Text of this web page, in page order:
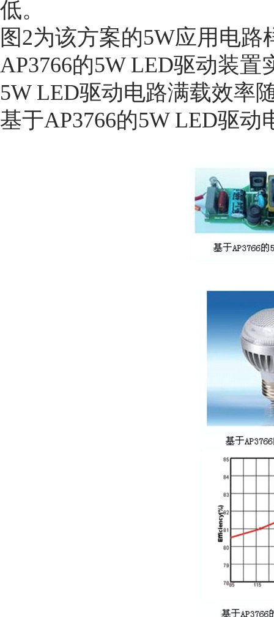
低。
图2为该方案的5W应用电
AP3766的5W LED驱动装置
5W LED驱动电路满载效率
基于AP3766的5W LED驱